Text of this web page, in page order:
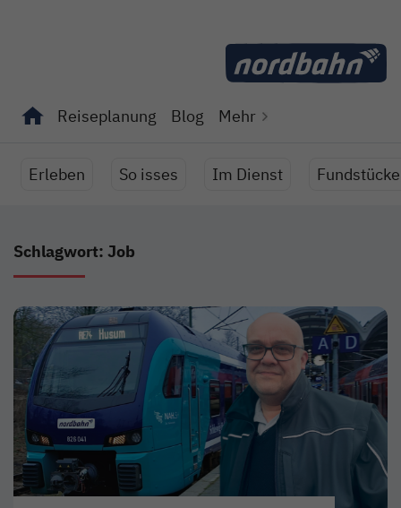
Reiseplanung Blog Mehr
Erleben So isses Im Dienst Fundstücke
Schlagwort: Job